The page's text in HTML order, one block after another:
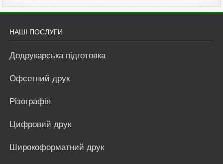
НАШІ ПОСЛУГИ
Додрукарська підготовка
Офсетний друк
Різографія
Цифровий друк
Широкоформатний друк